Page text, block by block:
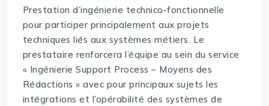
Prestation d’ingénierie technico-fonctionnelle
pour participer principalement aux projets
techniques liés aux systèmes métiers. Le
prestataire renforcera l’équipe au sein du service
« Ingénierie Support Process – Moyens des
Rédactions » avec pour principaux sujets les
intégrations et l’opérabilité des systèmes de